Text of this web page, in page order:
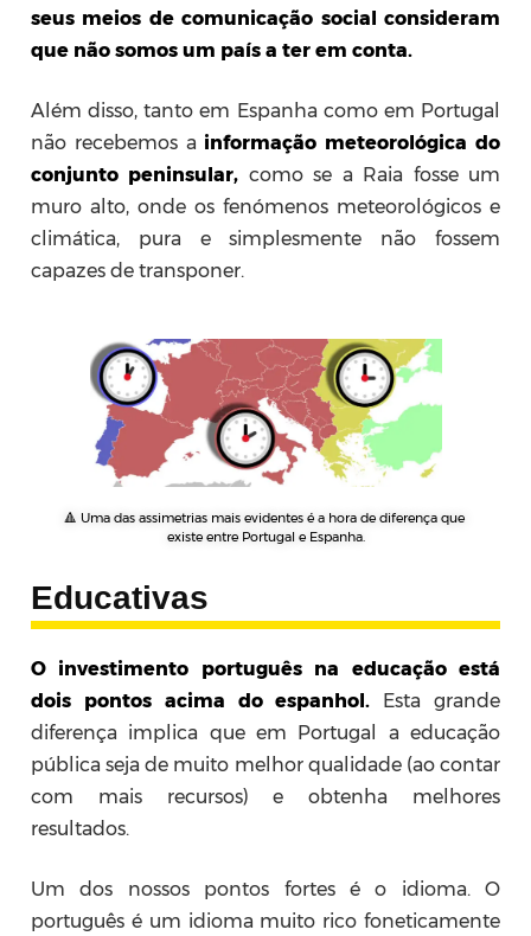
seus meios de comunicação social consideram
que não somos um país a ter em conta.
Além disso, tanto em Espanha como em Portugal
não recebemos a informação meteorológica do
conjunto peninsular, como se a Raia fosse um
muro alto, onde os fenómenos meteorológicos e
climática, pura e simplesmente não fossem
capazes de transponer.
🔺 Uma das assimetrias mais evidentes é a hora de diferença que
existe entre Portugal e Espanha.
Educativas
O investimento português na educação está
dois pontos acima do espanhol. Esta grande
diferença implica que em Portugal a educação
pública seja de muito melhor qualidade (ao contar
com mais recursos) e obtenha melhores
resultados.
Um dos nossos pontos fortes é o idioma. O
português é um idioma muito rico foneticamente